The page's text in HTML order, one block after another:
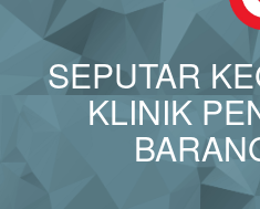
SEPUTAR
KLINIK